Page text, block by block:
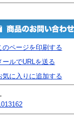
ページを印刷する
ルでURLを送る
気に入りに追加する